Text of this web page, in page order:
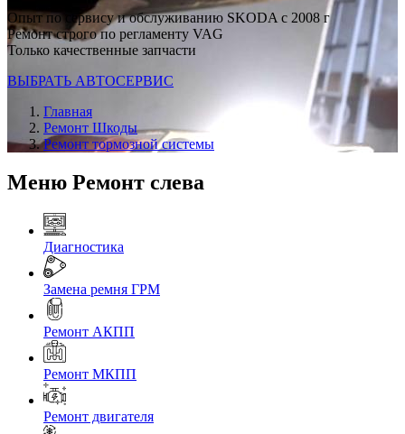
Опыт по сервису и обслуживанию SKODA с 2008 г
Ремонт строго по регламенту VAG
Только качественные запчасти
ВЫБРАТЬ АВТОСЕРВИС
Главная
Ремонт Шкоды
Ремонт тормозной системы
Меню Ремонт слева
Диагностика
Замена ремня ГРМ
Ремонт АКПП
Ремонт МКПП
Ремонт двигателя